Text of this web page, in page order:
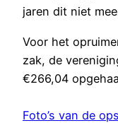
jaren dit niet
Voor het
zak, de
€266,04
Foto’s van de